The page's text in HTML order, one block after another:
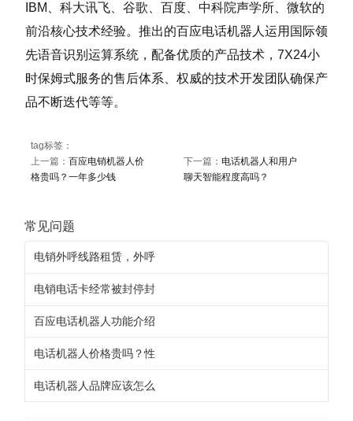
IBM、科大讯飞、谷歌、百度、中科院声学所、微软的
前沿核心技术经验。推出的百应电话机器人运用国际领
先语音识别运算系统，配备优质的产品技术，7X24小
时保姆式服务的售后体系、权威的技术开发团队确保产
品不断迭代等等。
tag标签：
上一篇： 百应电销机器人价
格贵吗？一年多少钱
下一篇： 电话机器人和用户
聊天智能程度高吗？
常见问题
电销外呼线路租赁，外呼
电销电话卡经常被封停封
百应电话机器人功能介绍
电话机器人价格贵吗？性
电话机器人品牌应该怎么